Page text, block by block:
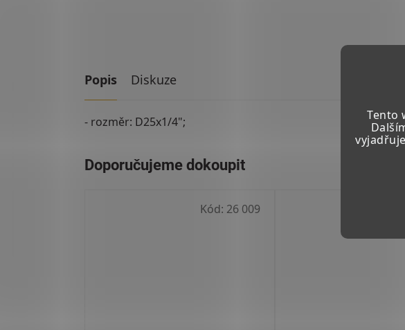
Tento
Popis Diskuze
- rozměr: D25x1/4";
Kód: 26 009